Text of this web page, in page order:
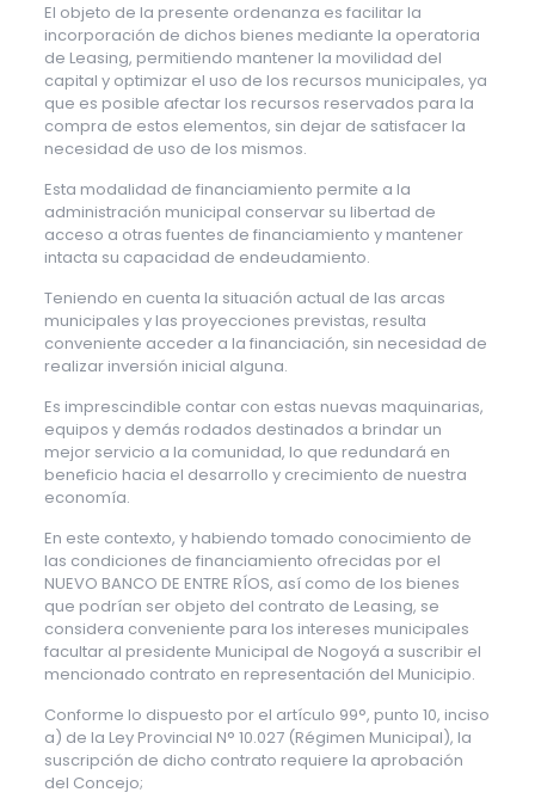
El objeto de la presente ordenanza es facilitar la
incorporación de dichos bienes mediante la operatoria
de Leasing, permitiendo mantener la movilidad del
capital y optimizar el uso de los recursos municipales, ya
que es posible afectar los recursos reservados para la
compra de estos elementos, sin dejar de satisfacer la
necesidad de uso de los mismos.
Esta modalidad de financiamiento permite a la
administración municipal conservar su libertad de
acceso a otras fuentes de financiamiento y mantener
intacta su capacidad de endeudamiento.
Teniendo en cuenta la situación actual de las arcas
municipales y las proyecciones previstas, resulta
conveniente acceder a la financiación, sin necesidad de
realizar inversión inicial alguna.
Es imprescindible contar con estas nuevas maquinarias,
equipos y demás rodados destinados a brindar un
mejor servicio a la comunidad, lo que redundará en
beneficio hacia el desarrollo y crecimiento de nuestra
economía.
En este contexto, y habiendo tomado conocimiento de
las condiciones de financiamiento ofrecidas por el
NUEVO BANCO DE ENTRE RÍOS, así como de los bienes
que podrían ser objeto del contrato de Leasing, se
considera conveniente para los intereses municipales
facultar al presidente Municipal de Nogoyá a suscribir el
mencionado contrato en representación del Municipio.
Conforme lo dispuesto por el artículo 99°, punto 10, inciso
a) de la Ley Provincial N° 10.027 (Régimen Municipal), la
suscripción de dicho contrato requiere la aprobación
del Concejo;